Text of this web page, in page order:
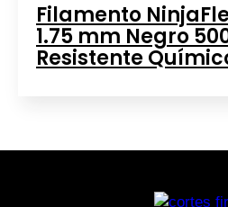
Filamento
1.75 mm Negro
Resistente